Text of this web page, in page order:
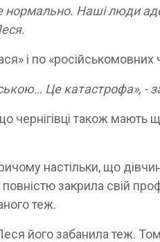
Наші люди
і по «російськомовних
Це катастрофа», -
також мають
настільки, що
повністю закрила свій
теж.
його забанила теж.